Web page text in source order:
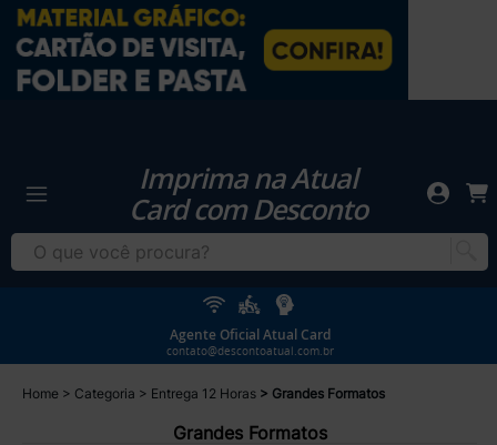
Imprima na Atual
Card com Desconto
Agente Oficial Atual Card
contato@descontoatual.com.br
Home Categoria Entrega 12 Horas Grandes Formatos
Grandes Formatos